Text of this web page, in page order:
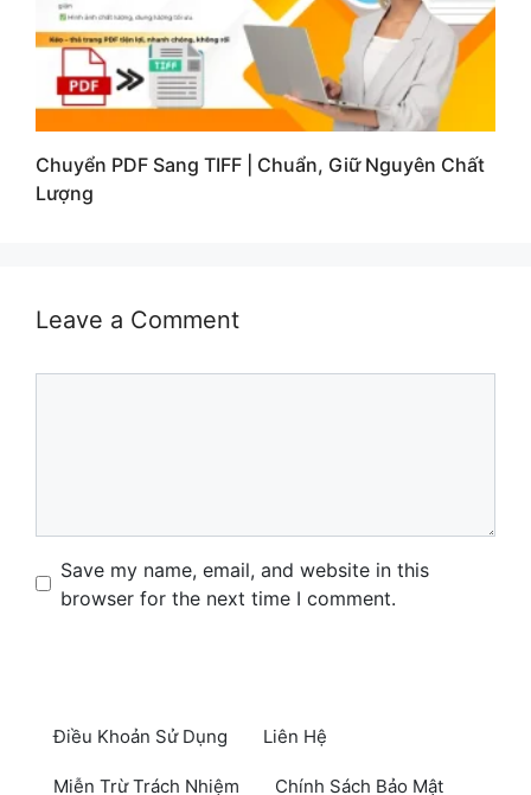
Chuyển PDF Sang TIFF | Chuẩn, Giữ Nguyên Chất
Lượng
Leave a Comment
Name
Email
Website
Save my name, email, and website in this
browser for the next time I comment.
Điều Khoản Sử Dụng Liên Hệ
Miễn Trừ Trách Nhiệm Chính Sách Bảo Mật